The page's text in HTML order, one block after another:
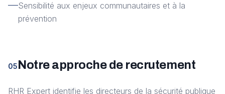
Sensibilité aux enjeux communautaires et à la
prévention
05Notre approche de recrutement
RHR Expert identifie les directeurs de la sécurité publique